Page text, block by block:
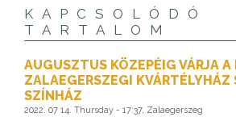
KAPCSOLÓDÓ
TARTALOM
AUGUSZTUS KÖZEPÉIG VÁRJA
ZALAEGERSZEGI KVÁRTÉLYHÁZ
SZÍNHÁZ
2022. 07 14. Thursday - 17:37, Zalaegerszeg